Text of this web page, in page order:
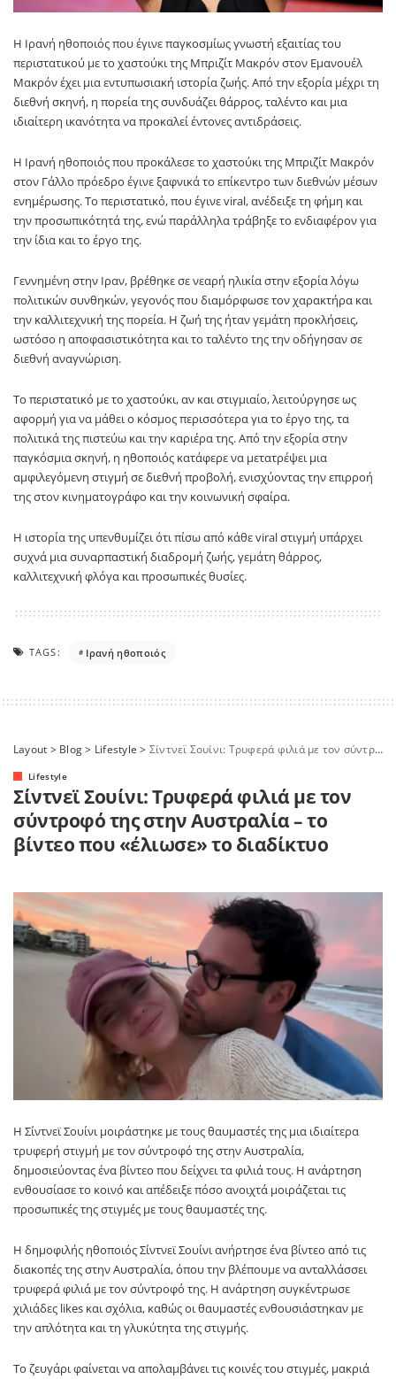
Η Ιρανή ηθοποιός που έγινε παγκοσμίως γνωστή εξαιτίας του
περιστατικού με το χαστούκι της Μπριζίτ Μακρόν στον Εμανουέλ
Μακρόν έχει μια εντυπωσιακή ιστορία ζωής. Από την εξορία μέχρι τη
διεθνή σκηνή, η πορεία της συνδυάζει θάρρος, ταλέντο και μια
ιδιαίτερη ικανότητα να προκαλεί έντονες αντιδράσεις.
Η Ιρανή ηθοποιός που προκάλεσε το χαστούκι της Μπριζίτ Μακρόν
στον Γάλλο πρόεδρο έγινε ξαφνικά το επίκεντρο των διεθνών μέσων
ενημέρωσης. Το περιστατικό, που έγινε viral, ανέδειξε τη φήμη και
την προσωπικότητά της, ενώ παράλληλα τράβηξε το ενδιαφέρον για
την ίδια και το έργο της.
Γεννημένη στην Ιραν, βρέθηκε σε νεαρή ηλικία στην εξορία λόγω
πολιτικών συνθηκών, γεγονός που διαμόρφωσε τον χαρακτήρα και
την καλλιτεχνική της πορεία. Η ζωή της ήταν γεμάτη προκλήσεις,
ωστόσο η αποφασιστικότητα και το ταλέντο της την οδήγησαν σε
διεθνή αναγνώριση.
Το περιστατικό με το χαστούκι, αν και στιγμιαίο, λειτούργησε ως
αφορμή για να μάθει ο κόσμος περισσότερα για το έργο της, τα
πολιτικά της πιστεύω και την καριέρα της. Από την εξορία στην
παγκόσμια σκηνή, η ηθοποιός κατάφερε να μετατρέψει μια
αμφιλεγόμενη στιγμή σε διεθνή προβολή, ενισχύοντας την επιρροή
της στον κινηματογράφο και την κοινωνική σφαίρα.
Η ιστορία της υπενθυμίζει ότι πίσω από κάθε viral στιγμή υπάρχει
συχνά μια συναρπαστική διαδρομή ζωής, γεμάτη θάρρος,
καλλιτεχνική φλόγα και προσωπικές θυσίες.
TAGS: Ιρανή ηθοποιός
Layout > Blog> Lifestyle > Σίντνεϊ Σουίνι: Τρυφερά φιλιά με τον σύντροφό της στην Αυστραλία – το βίντεο που «έλιωσε» το διαδίκτυο
Lifestyle
Σίντνεϊ Σουίνι: Τρυφερά φιλιά με τον
σύντροφό της στην Αυστραλία – το
βίντεο που «έλιωσε» το διαδίκτυο
Η Σίντνεϊ Σουίνι μοιράστηκε με τους θαυμαστές της μια ιδιαίτερα
τρυφερή στιγμή με τον σύντροφό της στην Αυστραλία,
δημοσιεύοντας ένα βίντεο που δείχνει τα φιλιά τους. Η ανάρτηση
ενθουσίασε το κοινό και απέδειξε πόσο ανοιχτά μοιράζεται τις
προσωπικές της στιγμές με τους θαυμαστές της.
Η δημοφιλής ηθοποιός Σίντνεϊ Σουίνι ανήρτησε ένα βίντεο από τις
διακοπές της στην Αυστραλία, όπου την βλέπουμε να ανταλλάσσει
τρυφερά φιλιά με τον σύντροφό της. Η ανάρτηση συγκέντρωσε
χιλιάδες likes και σχόλια, καθώς οι θαυμαστές ενθουσιάστηκαν με
την απλότητα και τη γλυκύτητα της στιγμής.
Το ζευγάρι φαίνεται να απολαμβάνει τις κοινές του στιγμές, μακριά